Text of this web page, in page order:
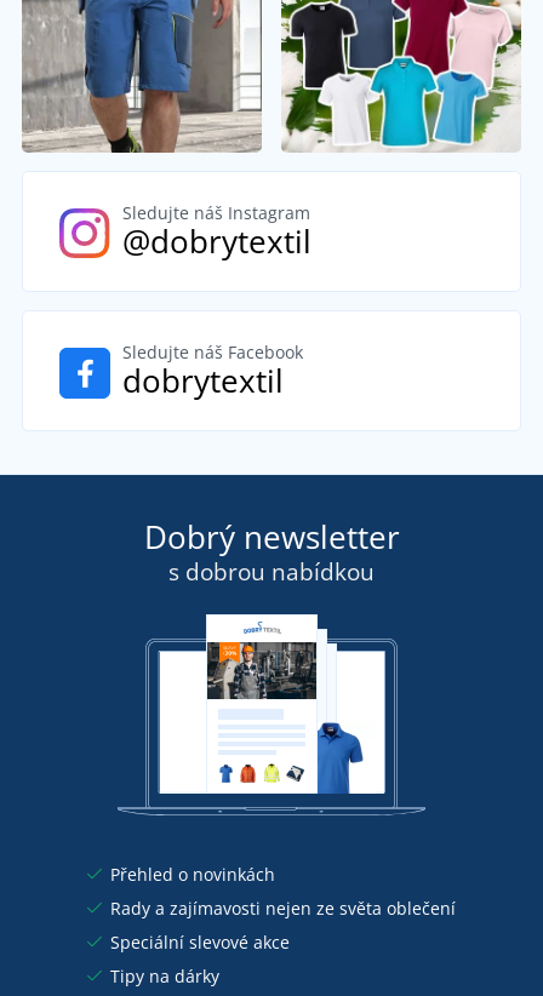
Sledujte náš Instagram
@dobrytextil
Sledujte náš Facebook
dobrytextil
Dobrý newsletter
s dobrou nabídkou
Přehled o novinkách
Rady a zajímavosti nejen ze světa oblečení
Speciální slevové akce
Tipy na dárky